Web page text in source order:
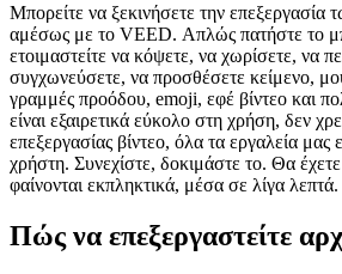
Μπορείτε να ξεκινήσετε την επεξεργασία
αμέσως με το VEED. Απλώς πατήστε το
ετοιμαστείτε να κόψετε, να χωρίσετε, να
συγχωνεύσετε, να προσθέσετε κείμενο,
γραμμές προόδου, emoji, εφέ βίντεο και
είναι εξαιρετικά εύκολο στη χρήση, δεν
επεξεργασίας βίντεο, όλα τα εργαλεία μας
χρήστη. Συνεχίστε, δοκιμάστε το. Θα
φαίνονται εκπληκτικά, μέσα σε λίγα λεπτά.
Πώς να επεξεργαστείτε